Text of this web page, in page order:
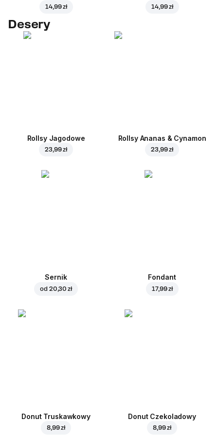
14,99 zł 14,99 zł
Desery
Rollsy Jagodowe
23,99 zł
Rollsy Ananas & Cynamon
23,99 zł
Sernik
od 20,30 zł
Fondant
17,99 zł
Donut Truskawkowy
8,99 zł
Donut Czekoladowy
8,99 zł